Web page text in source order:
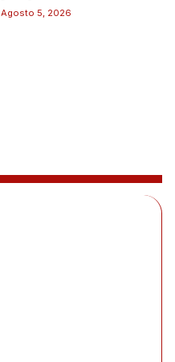
Agosto 5, 2026